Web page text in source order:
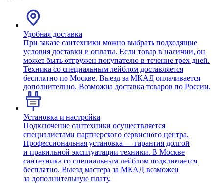
Удобная доставка
При заказе сантехники можно выбрать подходящие
условия доставки и оплаты. Если товар в наличии, он
может быть отгружен покупателю в течение трех дней.
Техника со специальным лейблом доставляется
бесплатно по Москве. Выезд за МКАД оплачивается
дополнительно. Возможна доставка товаров по России.
Установка и настройка
Подключение сантехники осуществляется
специалистами партнерского сервисного центра.
Профессиональная установка — гарантия долгой
и правильной эксплуатации техники. В Москве
сантехника со специальным лейблом подключается
бесплатно. Выезд мастера за МКАД возможен
за дополнительную плату.